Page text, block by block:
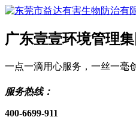
广东壹壹环境管理
一点一滴用心服务，一丝一毫
服务热线：
400-6699-911